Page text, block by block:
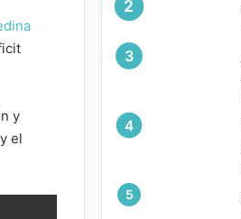
y
el